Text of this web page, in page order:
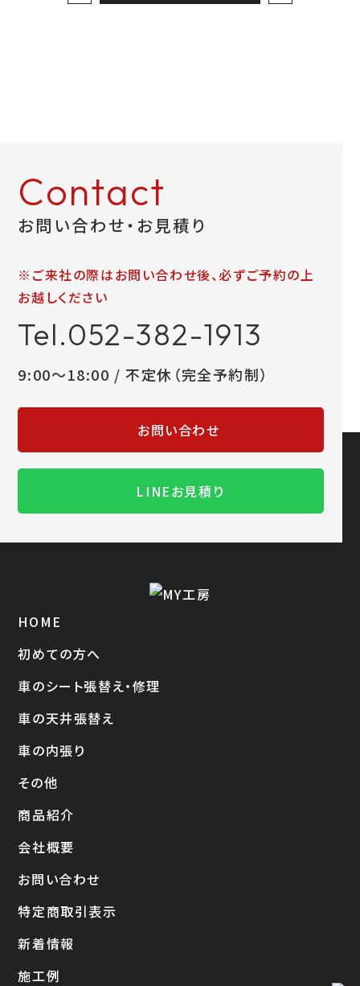
Contact
お問い合わせ・お見積り
※ご来社の際はお問い合わせ後、必ずご予約の上
お越しください
Tel.052-382-1913
9:00～18:00 / 不定休（完全予約制）
お問い合わせ
LINEお見積り
HOME
初めての方へ
車のシート張替え・修理
車の天井張替え
車の内張り
その他
商品紹介
会社概要
お問い合わせ
特定商取引表示
新着情報
施工例